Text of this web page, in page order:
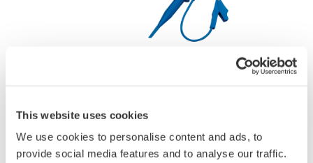
This website uses cookies
We use cookies to personalise content and ads, to
provide social media features and to analyse our traffic.
見積りのご相談 技術的なお問い合わせ